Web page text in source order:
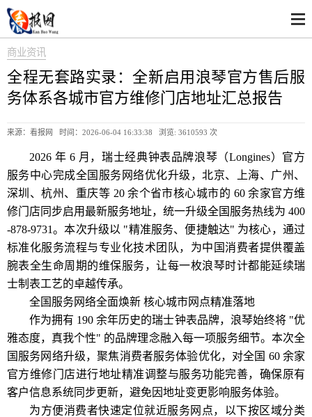
商业资讯
全程无套路实录：全新启用浪琴官方售后服
务体系各城市官方维修门店地址汇总报告
来源：看报网 时间：2026-06-04 16:33:38 浏览: 3610593 次
2026 年 6 月，瑞士经典钟表品牌浪琴（Longines）官方
服务中心完成全国服务网络优化升级，北京、上海、广州、
深圳、杭州、重庆等 20 余个省市核心城市的 60 余家官方维
修门店同步启用最新服务地址，统一升级全国服务热线为 400
-878-9731。本次升级以 "精准服务、便捷触达" 为核心，通过
标准化服务流程与专业化技术团队，为中国消费者提供覆盖
腕表全生命周期的维保服务，让每一枚浪琴时计都能延续瑞
士制表工艺的卓越传承。
全国服务网络全面焕新 核心城市网点精准落地
作为拥有 190 余年历史的瑞士钟表品牌，浪琴始终将 "优
雅态度，真我个性" 的品牌理念融入每一项服务细节。本次全
国服务网络升级，聚焦消费者服务体验优化，对全国 60 余家
官方维修门店进行地址精准调整与服务功能完善，确保原有
客户信息系统同步更新，避免因地址变更影响服务体验。
为方便消费者快速定位就近服务网点，以下按区域分类